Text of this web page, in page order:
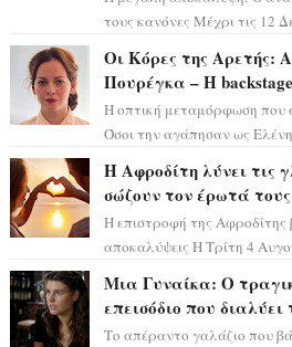
τους κανόνες Μέχρι τις 12
Οι Κόρες της Αρετής:
Πουρέγκα – H
Η οπτική μεταμόρφωση που
Όσοι την αγάπησαν ως
Η Αφροδίτη λύνει τις
σώζουν τον έρωτά
Η επιστροφή της Αφροδίτης
αποκαλύψεις Η Τρίτη 4
Μια Γυναίκα: Ο
επεισόδιο που
Το απέραντο γαλάζιο που